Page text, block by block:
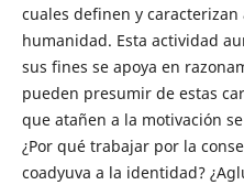
cuales definen y
humanidad. Esta actividad
sus fines se apoya en
pueden presumir de estas
que atañen a la motivación
¿Por qué trabajar por la
coadyuva a la identidad?